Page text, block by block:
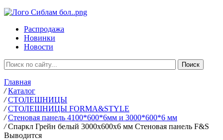
Распродажа
Новинки
Новости
Главная
/ Каталог
/ СТОЛЕШНИЦЫ
/ СТОЛЕШНИЦЫ FORMA&STYLE
/ Стеновая панель 4100*600*6мм и 3000*600*6 мм
/ Спаркл Грейн белый 3000х600х6 мм Стеновая панель F&S
Выводится